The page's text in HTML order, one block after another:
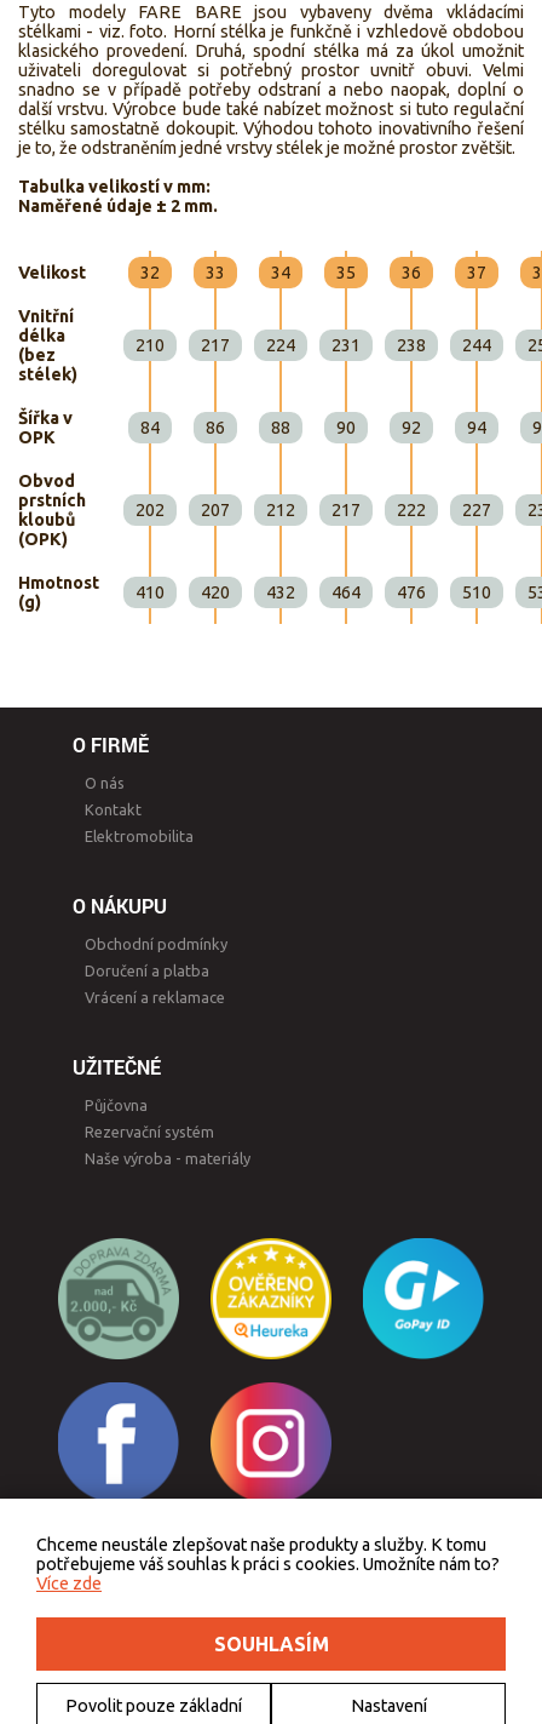
Tyto modely FARE BARE jsou vybaveny dvěma vkládacími
stélkami - viz. foto. Horní stélka je funkčně i vzhledově obdobou
klasického provedení. Druhá, spodní stélka má za úkol umožnit
uživateli doregulovat si potřebný prostor uvnitř obuvi. Velmi
snadno se v případě potřeby odstraní a nebo naopak, doplní o
další vrstvu. Výrobce bude také nabízet možnost si tuto regulační
stélku samostatně dokoupit. Výhodou tohoto inovativního řešení
je to, že odstraněním jedné vrstvy stélek je možné prostor zvětšit.
Tabulka velikostí v mm:
Naměřené údaje ± 2 mm.
Velikost 32 33 34 35 36 37
Vnitřní
délka
(bez
stélek)
210 217 224 231 238 244
Šířka v
OPK
84 86 88 90 92 94
Obvod
prstních
kloubů
(OPK)
202 207 212 217 222 227
Hmotnost
(g)
410 420 432 464 476 510
O FIRMĚ
O nás
Kontakt
Elektromobilita
O NÁKUPU
Obchodní podmínky
Doručení a platba
Vrácení a reklamace
UŽITEČNÉ
Půjčovna
Rezervační systém
Naše výroba - materiály
Odstoupit od smlouvy
Podle zákona o evidenci tržeb je prodávající povinen vystavit kupujícímu účtenku.
Zároveň je povinen zaevidovat přijatou tržbu u správce daně online, v případě
technického výpadku pak nejpozději do 48 hodin.
Chceme neustále zlepšovat naše produkty a služby. K tomu
potřebujeme váš souhlas k práci s cookies. Umožníte nám to?
Více zde
SOUHLASÍM
Povolit pouze základní Nastavení